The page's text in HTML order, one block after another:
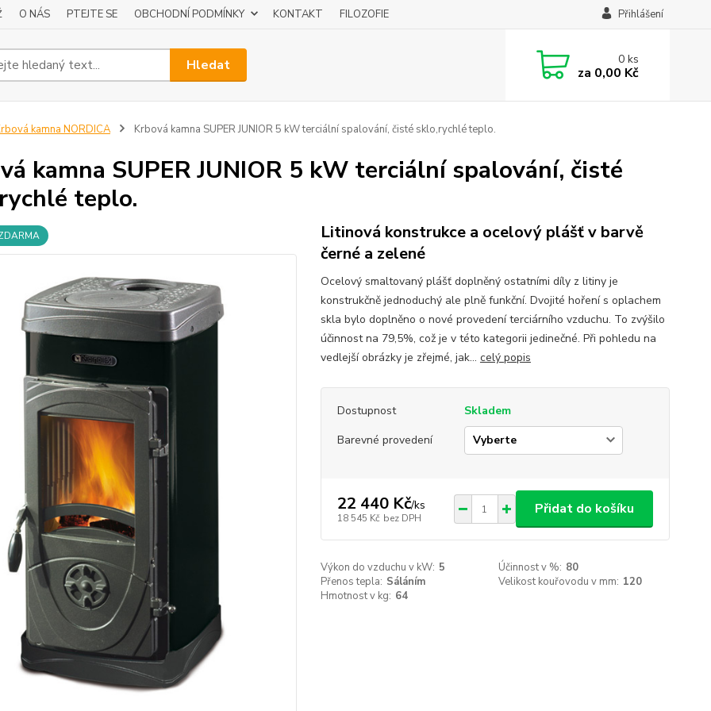
O NÁS PTEJTE SE OBCHODNÍ PODMÍNKY KONTAKT FILOZOFIE Přihlášení
Hledat 0ks
za 0,00 Kč
kamna NORDICA Krbová kamna SUPER JUNIOR 5 kW terciální spalování, čisté sklo,rychlé teplo.
kamna SUPER JUNIOR 5 kW terciální spalování, čisté
teplo.
Litinová konstrukce a ocelový plášť v barvě
černé a zelené
Ocelový smaltovaný plášť doplněný ostatními díly z litiny je
konstrukčně jednoduchý ale plně funkční. Dvojité hoření s oplachem
skla bylo doplněno o nové provedení terciárního vzduchu. To zvýšilo
účinnost na 79,5%, což je v této kategorii jedinečné. Při pohledu na
vedlejší obrázky je zřejmé, jak... celý popis
Dostupnost
Skladem
Barevné provedení
22 440 Kč/ks
18 545 Kč bez DPH
Přidat do košíku
Výkon do vzduchu v kW: 5 Účinnost v %: 80
Přenos tepla: Sáláním Velikost kouřovodu v mm: 120
Hmotnost v kg: 64